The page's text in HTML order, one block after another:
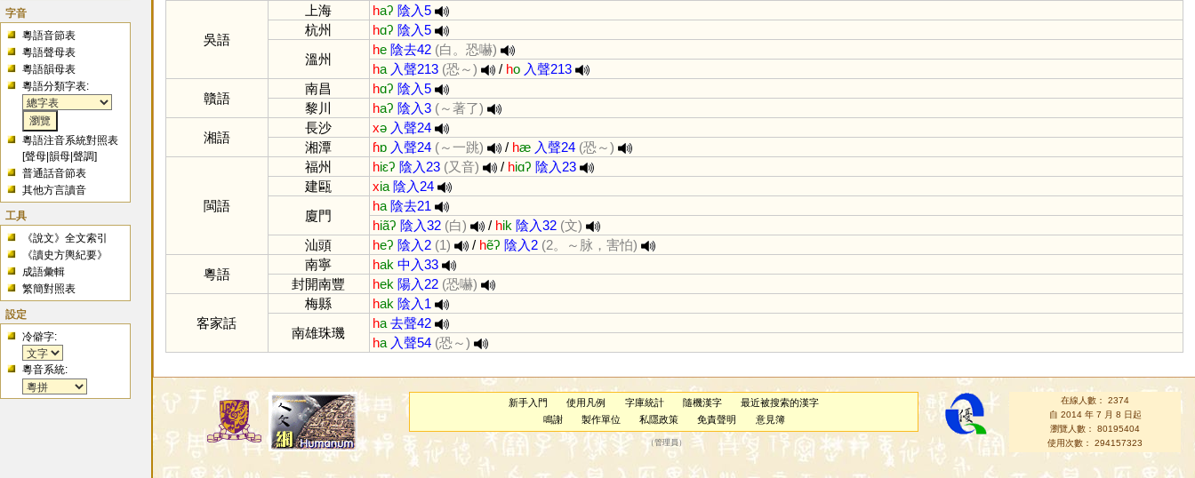
字音
粵語音節表
粵語聲母表
粵語韻母表
粵語分類字表:
粵語注音系統對照表
[聲母 |韻母 |聲調]
普通話音節表
其他方言讀音
工具
《說文》全文索引
《讀史方輿紀要》
成語彙輯
繁簡對照表
設定
冷僻字:
粵音系統:
吳語
上海 haʔ 陰入5
杭州
hɑʔ 陰入5
溫州
he 陰去42 (白。恐嚇)
ha 入聲213 (恐～) / ho 入聲213
贛語
南昌 hɑʔ 陰入5
黎川
haʔ 陰入3 (～著了)
湘語
長沙 xə 入聲24
湘潭
ɦɒ 入聲24 (～一跳) / hæ 入聲24 (恐～)
閩語
福州 hiɛʔ 陰入23 (又音) / hiɑʔ 陰入23
建甌
xia 陰入24
廈門
ha 陰去21
hiãʔ 陰入32 (白) / hik 陰入32 (文)
汕頭
heʔ 陰入2 (1) / hẽʔ 陰入2 (2。～脉，害怕)
粵語
南寧 hak 中入33
封開南豐
hek 陽入22 (恐嚇)
客家話
梅縣 hak 陰入1
南雄珠璣
ha 去聲42
ha 入聲54 (恐～)
新手入門 使用凡例 字庫統計 隨機漢字
最近被搜索的漢字
鳴謝
製作單位 私隱政策 免責聲明 意見簿
（管理員）
在線人數： 2374
自 2014 年 7 月 8 日起
瀏覽人數： 80195404
使用次數： 294157323